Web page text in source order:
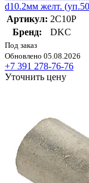
d10.2мм желт.
Артикул: 2C10P
Бренд:
DKC
Под заказ
Обновлено 05.08.2026
+7 391 278-76-76
Уточнить цену